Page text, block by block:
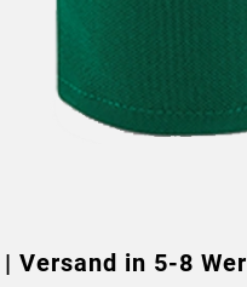
Versand in 5-8